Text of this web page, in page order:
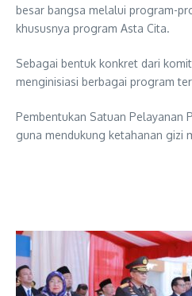
besar bangsa melalui program-
khususnya program Asta Cita.
Sebagai bentuk konkret dari
menginisiasi berbagai program
Pembentukan Satuan Pelayanan
guna mendukung ketahanan gizi